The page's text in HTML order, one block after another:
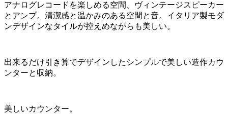
アナログレコードを楽しめる空間、ヴィンテージスピーカー
とアンプ。清潔感と温かみのある空間と音。イタリア製モダ
ンデザインなタイルが控えめながらも美しい。
出来るだけ引き算でデザインしたシンプルで美しい造作カウ
ンターと収納。
美しいカウンター。